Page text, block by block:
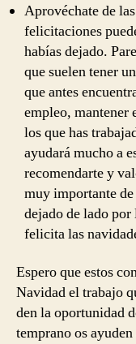
Aprovéchate de
felicitaciones
habías dejado.
que suelen tener
que antes
empleo, mantener
los que has
ayudará mucho a
recomendarte y
muy importante
dejado de lado
felicita las
Espero que estos
Navidad el trabajo
den la oportunidad
temprano os